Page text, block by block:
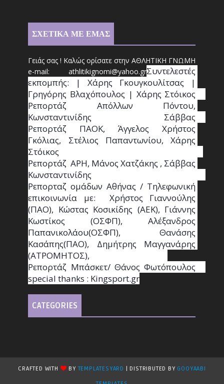
ΣΧΕΤΙΚΑ ΜΕ ΕΜΑΣ
Γειάς σας ! Καλώς ορίσατε στην ΑΘΛΗΤΙΚΗ ΓΝΩΜΗ
e-mail: athlitikignomi@yahoo.grΣυντελεστές
εκπομπής: | Χάρης Γκουγκουλίτσας |
Γρηγόρης Βλαχόπουλος | Χάρης Στόικος
Ρεπορτάζ Απόλλων Πόντου,
Κωνσταντινίδης   Σάββας
Ρεπορτάζ ΠΑΟΚ, Άγγελος Χρήστος
Γκόλιας, Στέλιος Παπαντωνίου, Χάρης
Στόικος
Ρεπορτάζ  ΑΡΗ, Μάνος Χατζάκης , Σάββας
Κωνσταντινίδης
Ρεπορταζ ομάδων Αθήνας / Τηλεφωνική
επικοινωνία με:  Χρήστος Γιαννούλης
(ΠΑΟ), Κώστας Κοσικίδης (ΑΕΚ), Γιάννης
Κωστίκος (ΟΣΦΠ), Αλέξανδρος
Παπανικολάου(ΟΣΦΠ), Θανάσης
Κασάπης(ΠΑΟ), Δημήτρης Μαγγανάρης
(ΑΤΡΟΜΗΤΟΣ),
Ρεπορτάζ Μπάσκετ/ Θάνος Φωτόπουλος
special thanks : Κingsport.gr
CATEGORIES
CRAFTED WITH BYTEMPLATESYARD | DISTRIBUTED BY GOOYAABI